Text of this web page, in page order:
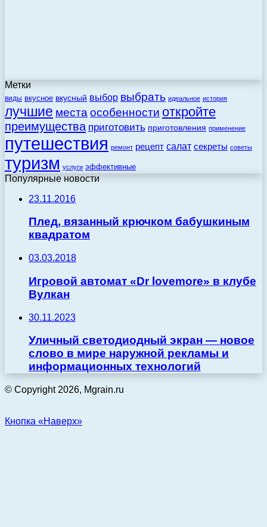
Метки
виды вкусное вкусный выбор выбрать идеальное история
лучшие места особенности откройте
преимущества приготовить приготовления применение
путешествия ремонт рецепт салат секреты советы
туризм услуги эффективные
Популярные новости
23.11.2016
Плед, вязанный крючком бабушкиным
квадратом
03.03.2018
Игровой автомат «Dr lovemore» в клубе
Вулкан
30.11.2023
Уличный светодиодный экран — новое
слово в мире наружной рекламы и
информационных технологий
© Copyright 2026, Mgrain.ru
Кнопка «Наверх»